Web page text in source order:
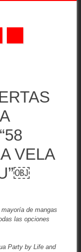
VELA
de mangas
las opciones
Party by Life and